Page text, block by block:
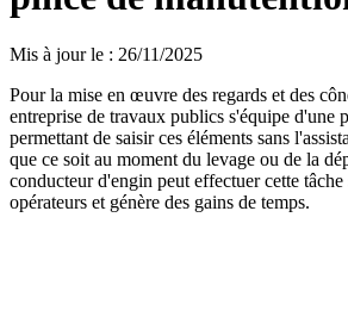
Mis à jour le : 26/11/2025
Pour la mise en œuvre des regards et des
entreprise de travaux publics s'équipe d'une
permettant de saisir ces éléments sans
que ce soit au moment du levage ou de la
conducteur d'engin peut effectuer cette
opérateurs et génère des gains de temps.